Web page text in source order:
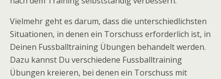
Vielmehr geht es darum, dass die unterschiedlichsten
Situationen, in denen ein Torschuss erforderlich ist, in
Deinen Fussballtraining Übungen behandelt werden.
Dazu kannst Du verschiedene Fussballtraining
Übungen kreieren, bei denen ein Torschuss mit